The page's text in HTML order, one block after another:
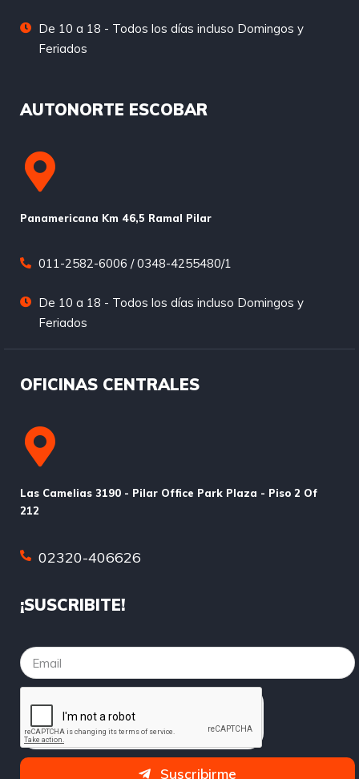
De 10 a 18 - Todos los días incluso Domingos y
Feriados
AUTONORTE ESCOBAR
Panamericana Km 46,5 Ramal Pilar
011-2582-6006 / 0348-4255480/1
De 10 a 18 - Todos los días incluso Domingos y
Feriados
OFICINAS CENTRALES
Las Camelias 3190 - Pilar Office Park Plaza - Piso 2 Of
212
02320-406626
¡SUSCRIBITE!
Suscribirme